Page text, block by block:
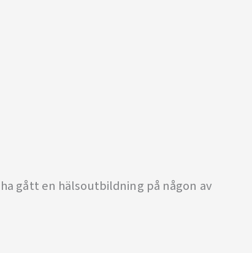
gått en hälsoutbildning på någon av